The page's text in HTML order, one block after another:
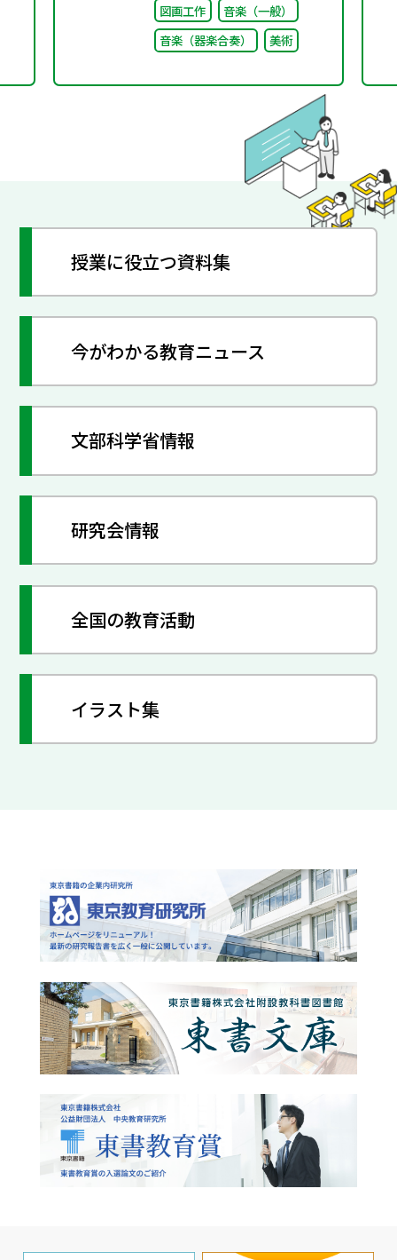
図画工作
音楽（一般）
音楽（器楽合奏）
美術
授業に役立つ資料集
今がわかる教育ニュース
文部科学省情報
研究会情報
全国の教育活動
イラスト集